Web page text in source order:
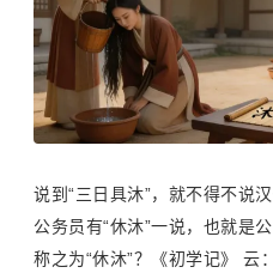
说到“三日具沐”，就不得不说
公务员有“休沐”一说，也就是
称之为“休沐”？《初学记》 云